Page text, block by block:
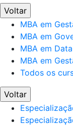
Voltar
MBA em
MBA em
MBA em
MBA em
Todos os
Voltar